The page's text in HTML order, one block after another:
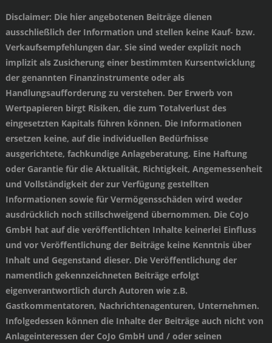
Disclaimer: Die hier angebotenen Beiträge dienen
ausschließlich der Information und stellen keine Kauf- bzw.
Verkaufsempfehlungen dar. Sie sind weder explizit noch
implizit als Zusicherung einer bestimmten Kursentwicklung
der genannten Finanzinstrumente oder als
Handlungsaufforderung zu verstehen. Der Erwerb von
Wertpapieren birgt Risiken, die zum Totalverlust des
eingesetzten Kapitals führen können. Die Informationen
ersetzen keine, auf die individuellen Bedürfnisse
ausgerichtete, fachkundige Anlageberatung. Eine Haftung
oder Garantie für die Aktualität, Richtigkeit, Angemessenheit
und Vollständigkeit der zur Verfügung gestellten
Informationen sowie für Vermögensschäden wird weder
ausdrücklich noch stillschweigend übernommen. Die CoJo
GmbH hat auf die veröffentlichten Inhalte keinerlei Einfluss
und vor Veröffentlichung der Beiträge keine Kenntnis über
Inhalt und Gegenstand dieser. Die Veröffentlichung der
namentlich gekennzeichneten Beiträge erfolgt
eigenverantwortlich durch Autoren wie z.B.
Gastkommentatoren, Nachrichtenagenturen, Unternehmen.
Infolgedessen können die Inhalte der Beiträge auch nicht von
Anlageinteressen der CoJo GmbH und / oder seinen